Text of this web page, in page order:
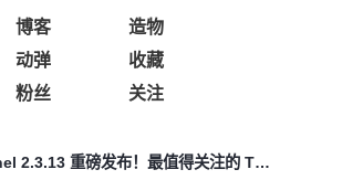
博客
造物
动弹
收藏
粉丝 关注
2.3.13 重磅发布！最值得关注的 To